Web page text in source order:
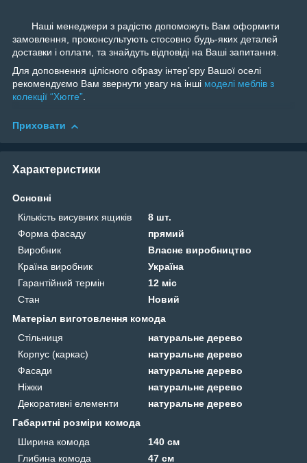
Наші менеджери з радістю допоможуть Вам оформити
замовлення, проконсультують стосовно будь-яких деталей
доставки і оплати, та знайдуть відповіді на Ваші запитання.
Для доповнення цілісного образу інтерʼєру Вашої оселі
рекомендуємо Вам звернути увагу на інші моделі меблів з
колекції “Хюгге”.
Приховати
Характеристики
Основні
Кількість висувних ящиків
8 шт.
Форма фасаду
прямий
Виробник
Власне виробництво
Країна виробник
Україна
Гарантійний термін
12 міс
Стан
Новий
Матеріал виготовлення комода
Стільниця
натуральне дерево
Корпус (каркас)
натуральне дерево
Фасади
натуральне дерево
Ніжки
натуральне дерево
Декоративні елементи
натуральне дерево
Габаритні розміри комода
Ширина комода
140 см
Глибина комода
47 см